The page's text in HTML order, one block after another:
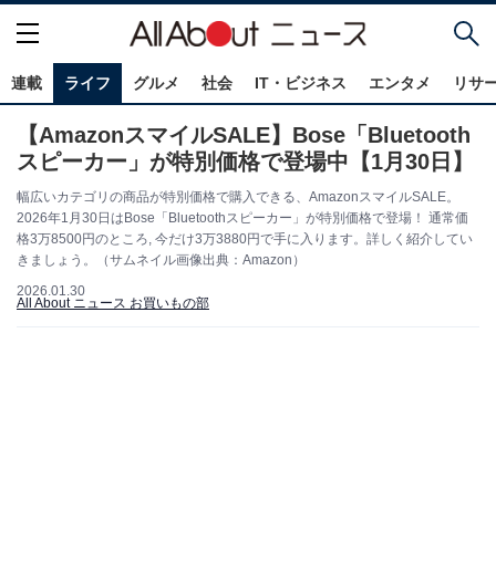
連載 ライフ グルメ 社会 IT・ビジネス エンタメ リサ
【AmazonスマイルSALE】Bose「Bluetooth
スピーカー」が特別価格で登場中【1月30日】
幅広いカテゴリの商品が特別価格で購入できる、AmazonスマイルSALE。
2026年1月30日はBose「Bluetoothスピーカー」が特別価格で登場！ 通常価
格3万8500円のところ, 今だけ3万3880円で手に入ります。詳しく紹介してい
きましょう。（サムネイル画像出典：Amazon）
2026.01.30
All About ニュース お買いもの部